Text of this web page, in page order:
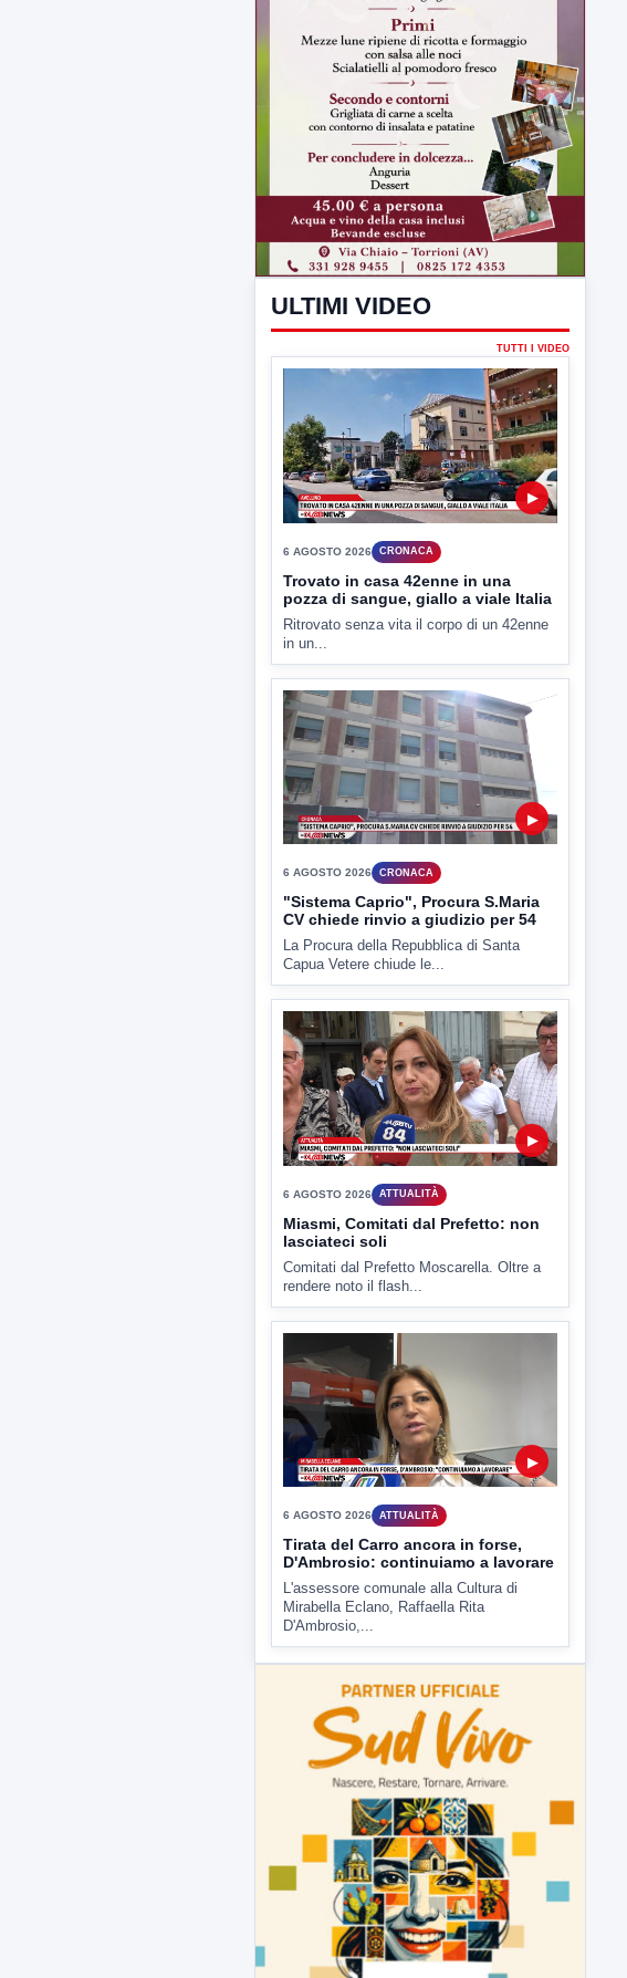
ULTIMI VIDEO
▶
6 AGOSTO 2026 CRONACA
Trovato in casa 42enne in una
pozza di sangue, giallo a viale Italia
Ritrovato senza vita il corpo di un 42enne
in un...
▶
6 AGOSTO 2026 CRONACA
"Sistema Caprio", Procura S.Maria
CV chiede rinvio a giudizio per 54
La Procura della Repubblica di Santa
Capua Vetere chiude le...
▶
6 AGOSTO 2026 ATTUALITÀ
Miasmi, Comitati dal Prefetto: non
lasciateci soli
Comitati dal Prefetto Moscarella. Oltre a
rendere noto il flash...
6 AGOSTO 2026 ATTUALITÀ
Tirata del Carro ancora in forse,
D'Ambrosio: continuiamo a lavorare
L'assessore comunale alla Cultura di
Mirabella Eclano, Raffaella Rita
D'Ambrosio,...